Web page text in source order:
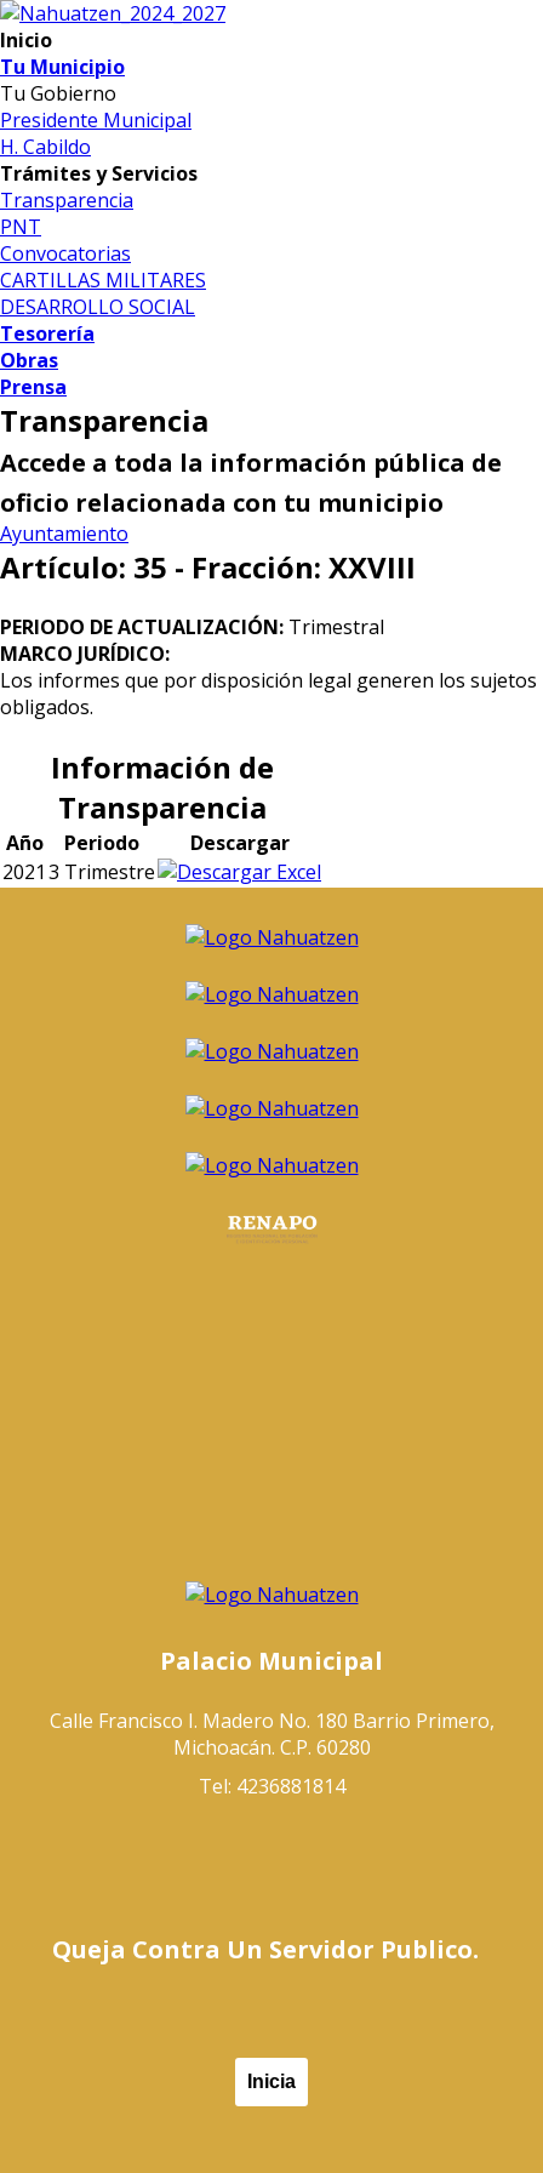
Inicio
Tu Municipio
Tu Gobierno
Presidente Municipal
H. Cabildo
Trámites y Servicios
Transparencia
PNT
Convocatorias
CARTILLAS MILITARES
DESARROLLO SOCIAL
Tesorería
Obras
Prensa
Transparencia
Accede a toda la información pública de
oficio relacionada con tu municipio
Ayuntamiento
Artículo: 35 - Fracción: XXVIII
PERIODO DE ACTUALIZACIÓN: Trimestral
MARCO JURÍDICO:
Los informes que por disposición legal generen los sujetos
obligados.
Información de
Transparencia
Año Periodo
Descargar
2021 3 Trimestre
Palacio Municipal
Calle Francisco I. Madero No. 180 Barrio Primero,
Michoacán. C.P. 60280
Tel: 4236881814
Queja Contra Un Servidor Publico.
Inicia